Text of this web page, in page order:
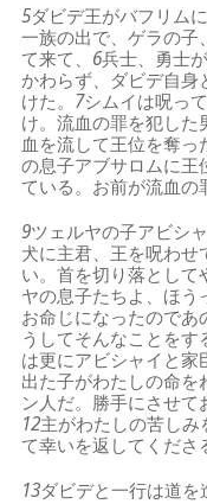
5ダビデ王がバフリム
一族の出で、ゲラの子
て来て、 6兵士、勇士
かわらず、ダビデ自
けた。 7シムイは呪っ
け。流血の罪を犯した
血を流して王位を奪
の息子アブサロムに王
ている。お前が流血の
9ツェルヤの子アビシ
犬に主君、王を呪わせ
い。首を切り落として
ヤの息子たちよ、ほう
お命じになったので
うしてそんなことをす
は更にアビシャイと家
出た子がわたしの命を
ン人だ。勝手にさせて
12主がわたしの苦しみ
て幸いを返してくださ
13ダビデと一行は道を